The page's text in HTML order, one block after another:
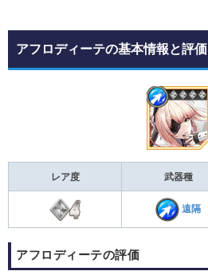
アフロディーテの基本情報と評価
レア度 武器種
遠隔
アフロディーテの評価